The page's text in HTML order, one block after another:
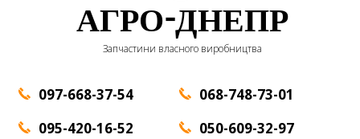
АГРО-ДНЕПР
Запчастини власного виробництва
097-668-37-54
095-420-16-52
068-748-73-01
050-609-32-97